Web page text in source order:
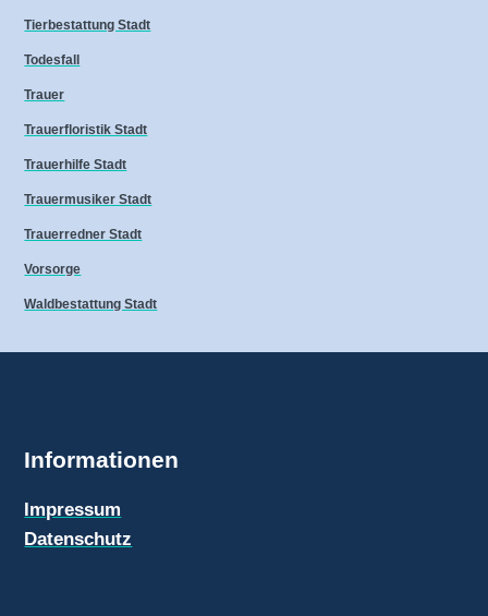
Tierbestattung Stadt
Todesfall
Trauer
Trauerfloristik Stadt
Trauerhilfe Stadt
Trauermusiker Stadt
Trauerredner Stadt
Vorsorge
Waldbestattung Stadt
Informationen
Impressum
Datenschutz